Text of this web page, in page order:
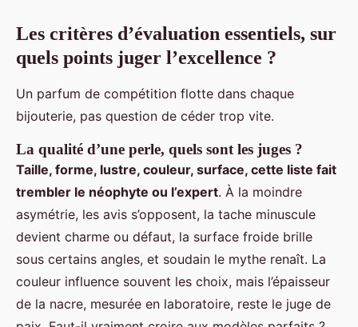
Les critères d’évaluation essentiels, sur
quels points juger l’excellence ?
Un parfum de compétition flotte dans chaque
bijouterie, pas question de céder trop vite.
La qualité d’une perle, quels sont les juges ?
Taille, forme, lustre, couleur, surface, cette liste fait
trembler le néophyte ou l’expert. À la moindre
asymétrie, les avis s’opposent, la tache minuscule
devient charme ou défaut, la surface froide brille
sous certains angles, et soudain le mythe renaît. La
couleur influence souvent les choix, mais l’épaisseur
de la nacre, mesurée en laboratoire, reste le juge de